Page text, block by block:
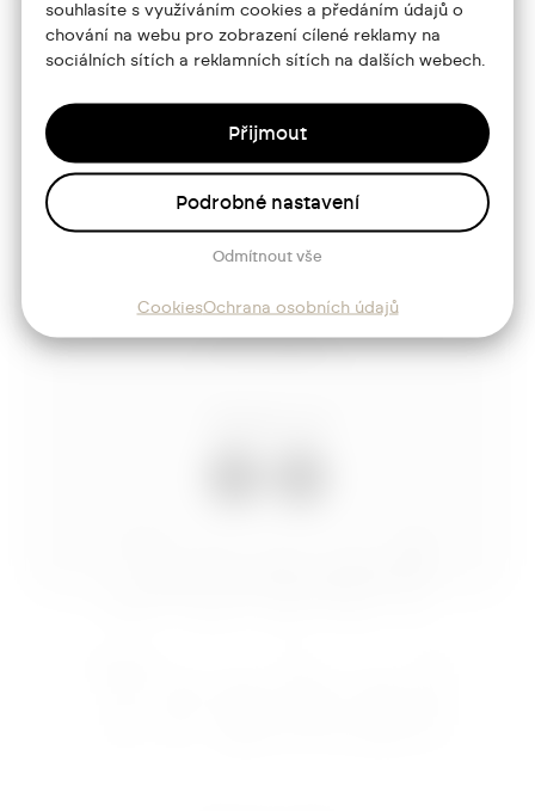
souhlasíte s využíváním cookies a předáním údajů o
chování na webu pro zobrazení cílené reklamy na
sociálních sítích a reklamních sítích na dalších webech.
Přijmout
Odmítnout vše
Podrobné nastavení
CookiesOchrana osobních údajů
Portfolio
O mně
Služby
Blog
Kontakt
+420 773 986 416